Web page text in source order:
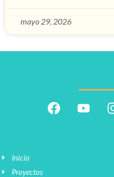
mayo 29, 2026
Inicio
Proyectos